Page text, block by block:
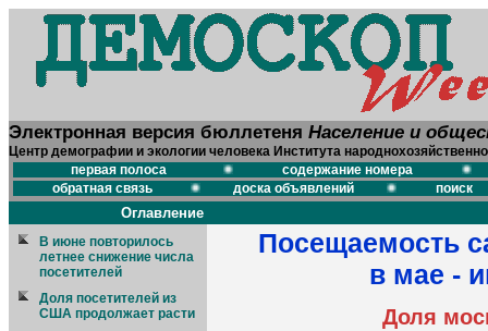
Электронная версия бюллетеня Население и
Центр демографии и экологии человека Института
первая полоса
содержание номера
обратная связь
доска объявлений поиск
Оглавление
В июне повторилось
летнее снижение числа
посетителей
Доля посетителей из
США продолжает расти
Посещаемость
в мае -
Доля